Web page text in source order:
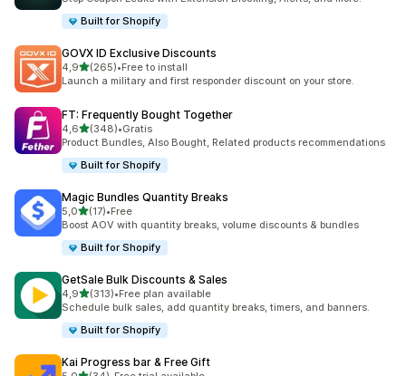
Built for Shopify
GOVX ID Exclusive Discounts
4,9na 5 gwiazdek
(265)
Łączna liczba recenzji: 265
•Free to install
Launch a military and first responder discount on your store.
FT: Frequently Bought Together
4,6na 5 gwiazdek
(348)
Łączna liczba recenzji: 348
•Gratis
Product Bundles, Also Bought, Related products recommendations
Built for Shopify
Magic Bundles Quantity Breaks
5,0na 5 gwiazdek
(17)
Łączna liczba recenzji: 17
•Free
Boost AOV with quantity breaks, volume discounts & bundles
Built for Shopify
GetSale Bulk Discounts & Sales
4,9na 5 gwiazdek
(313)
Łączna liczba recenzji: 313
•Free plan available
Schedule bulk sales, add quantity breaks, timers, and banners.
Built for Shopify
Kai Progress bar & Free Gift